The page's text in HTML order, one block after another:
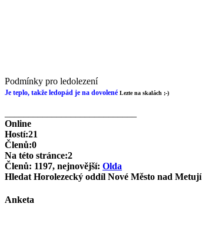
Podmínky pro ledolezení
Je teplo, takže ledopád je na dovolené Lezte na skalách ;-)
Online
Hostí:21
Členů:0
Na této stránce:2
Členů: 1197, nejnovější: Olda
Hledat Horolezecký oddíl Nové Město nad Metují
Anketa